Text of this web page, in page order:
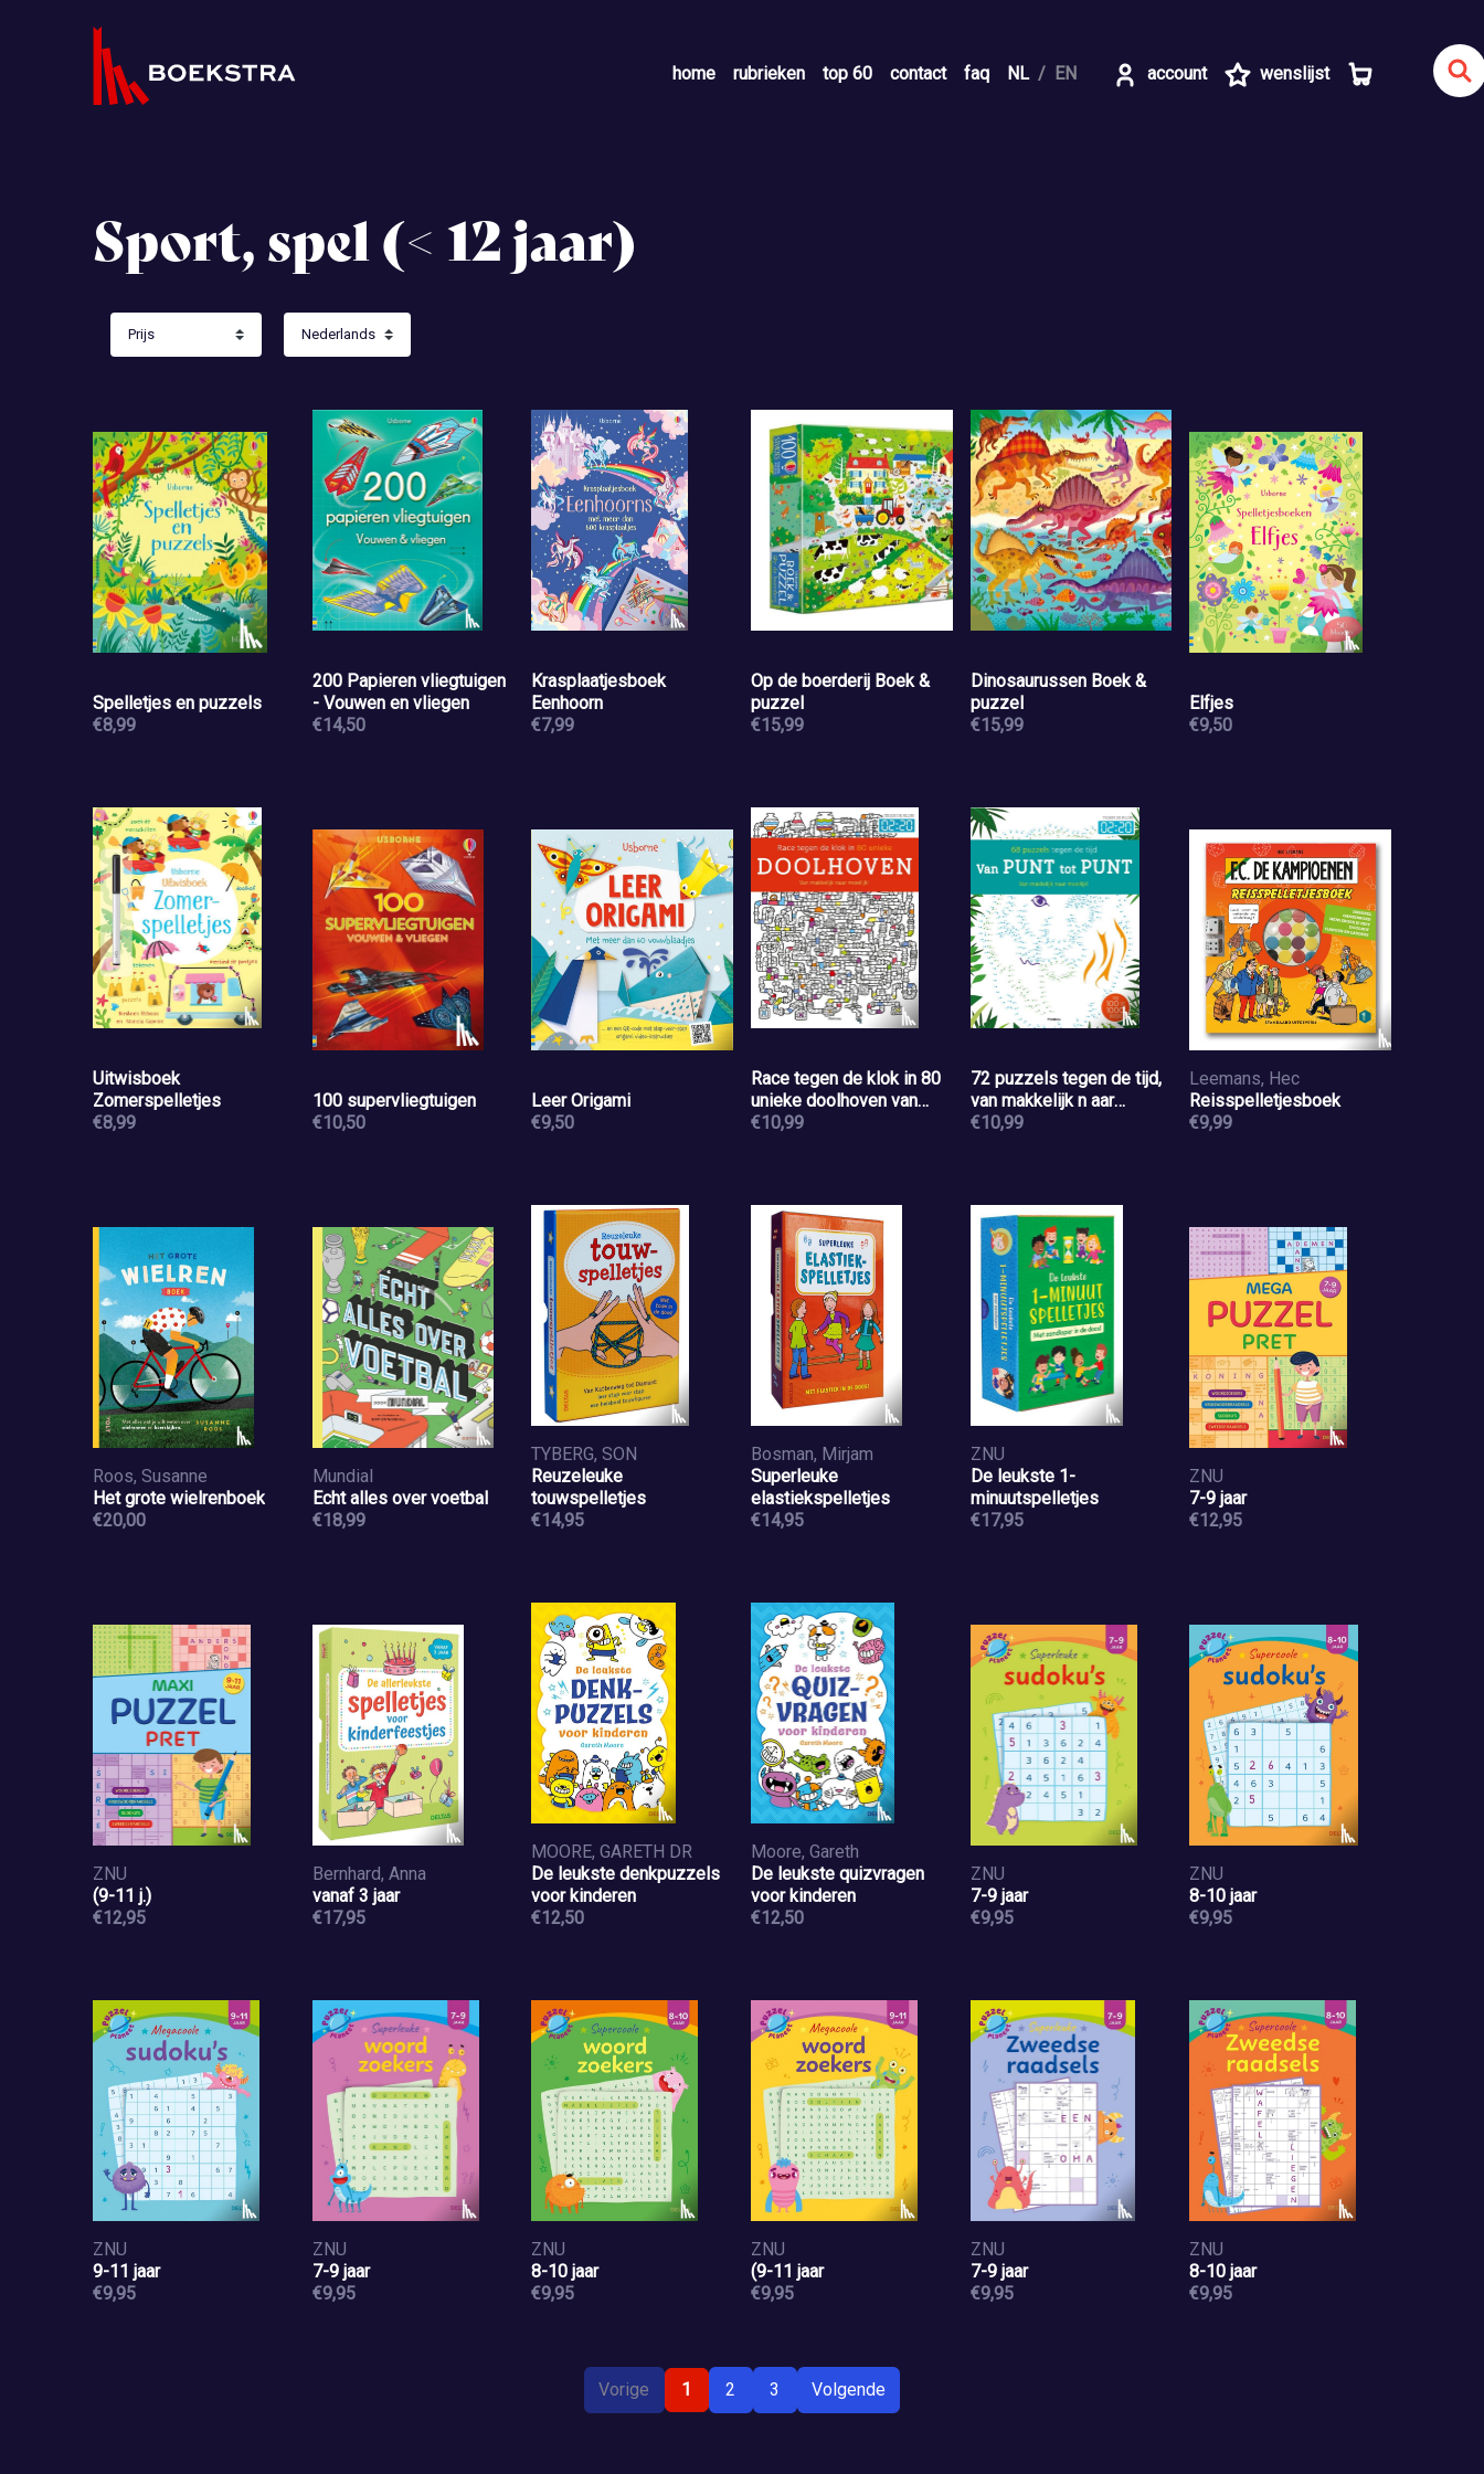
home rubrieken top 60 contact faq NL EN account wenslijst
Sport, spel (< 12 jaar)
Spelletjes en puzzels
€8,99
200 Papieren vliegtuigen
- Vouwen en vliegen
€14,50
Krasplaatjesboek
Eenhoorn
€7,99
Op de boerderij Boek &
puzzel
€15,99
Dinosaurussen Boek &
puzzel
€15,99
Elfjes
€9,50
Uitwisboek
Zomerspelletjes
€8,99
100 supervliegtuigen
€10,50
Leer Origami
€9,50
Race tegen de klok in 80
unieke doolhoven van
makkelijk naar moeilijk
€10,99
72 puzzels tegen de tijd,
van makkelijk n aar
moeilijk!
€10,99
Leemans, Hec
Reisspelletjesboek
€9,99
Roos, Susanne
Het grote wielrenboek
€20,00
Mundial
Echt alles over voetbal
€18,99
TYBERG, SON
Reuzeleuke
touwspelletjes
€14,95
Bosman, Mirjam
Superleuke
elastiekspelletjes
€14,95
ZNU
De leukste 1-
minuutspelletjes
€17,95
ZNU
7-9 jaar
€12,95
ZNU
(9-11 j.)
€12,95
Bernhard, Anna
vanaf 3 jaar
€17,95
MOORE, GARETH DR
De leukste denkpuzzels
voor kinderen
€12,50
Moore, Gareth
De leukste quizvragen
voor kinderen
€12,50
ZNU
7-9 jaar
€9,95
ZNU
8-10 jaar
€9,95
ZNU
9-11 jaar
€9,95
ZNU
7-9 jaar
€9,95
ZNU
8-10 jaar
€9,95
ZNU
(9-11 jaar
€9,95
ZNU
7-9 jaar
€9,95
ZNU
8-10 jaar
€9,95
Vorige 1 2 3 Volgende